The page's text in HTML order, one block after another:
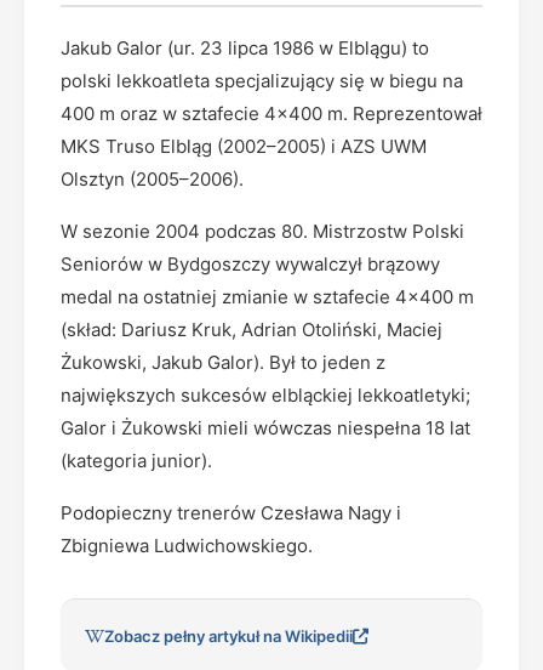
Jakub Galor (ur. 23 lipca 1986 w Elblągu) to
polski lekkoatleta specjalizujący się w biegu na
400 m oraz w sztafecie 4x400 m. Reprezentował
MKS Truso Elbląg (2002–2005) i AZS UWM
Olsztyn (2005–2006).
W sezonie 2004 podczas 80. Mistrzostw Polski
Seniorów w Bydgoszczy wywalczył brązowy
medal na ostatniej zmianie w sztafecie 4x400 m
(skład: Dariusz Kruk, Adrian Otoliński, Maciej
Żukowski, Jakub Galor). Był to jeden z
największych sukcesów elbląckiej lekkoatletyki;
Galor i Żukowski mieli wówczas niespełna 18 lat
(kategoria junior).
Podopieczny trenerów Czesława Nagy i
Zbigniewa Ludwichowskiego.
Zobacz pełny artykuł na Wikipedii